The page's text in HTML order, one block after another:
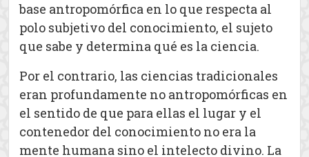
base antropomórfica en lo que respecta al
polo subjetivo del conocimiento, el sujeto
que sabe y determina qué es la ciencia.
Por el contrario, las ciencias tradicionales
eran profundamente no antropomórficas en
el sentido de que para ellas el lugar y el
contenedor del conocimiento no era la
mente humana sino el intelecto divino. La